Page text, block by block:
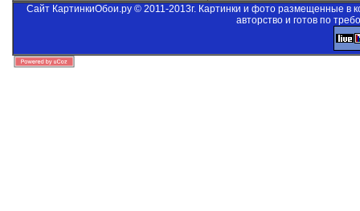
Сайт КартинкиОбои.ру © 2011-2013г. Картинки и фото размещенные в
авторство и готов по